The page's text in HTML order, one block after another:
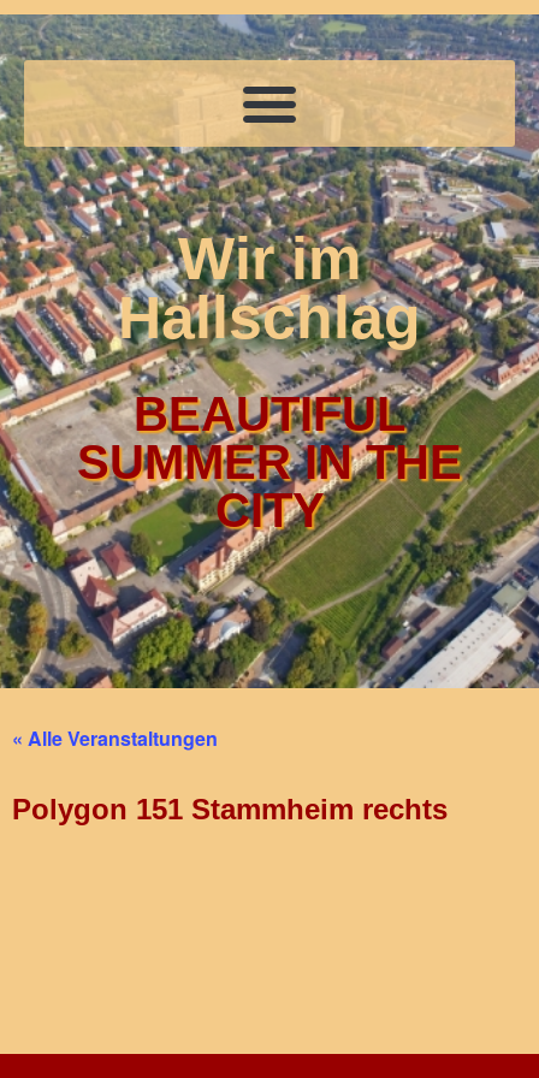
Wir im
Hallschlag
BEAUTIFUL
SUMMER IN THE
CITY
« Alle Veranstaltungen
Polygon 151 Stammheim rechts